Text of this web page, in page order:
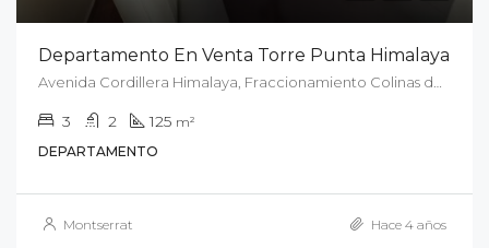
Departamento En Venta Torre Punta Himalaya
3 2 125 m²
DEPARTAMENTO
Montserrat Hace 4 años